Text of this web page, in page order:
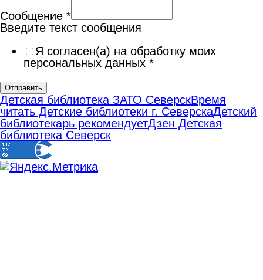
Сообщение *
Введите текст сообщения
Я согласен(а) на обработку моих
персональных данных *
Отправить
Детская библиотека ЗАТО СеверскВремя
читать Детские библиотеки г. СеверскаДетский
библиотекарь рекомендуетДзен Детская
библиотека Северск